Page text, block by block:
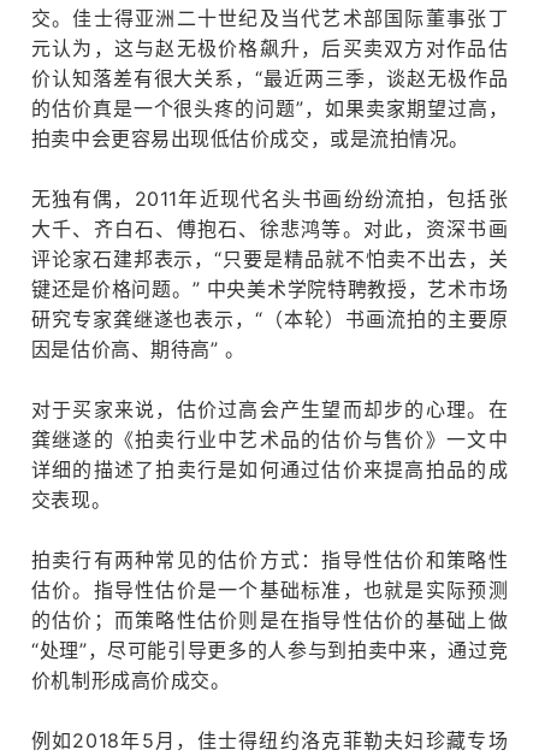
交。佳士得亚洲二十世纪及当代艺术部国际董事张丁
元认为，这与赵无极价格飙升，后买卖双方对作品估
价认知落差有很大关系，“最近两三季，谈赵无极作品
的估价真是一个很头疼的问题”，如果卖家期望过高，
拍卖中会更容易出现低估价成交，或是流拍情况。
无独有偶，2011年近现代名头书画纷纷流拍，包括张
大千、齐白石、傅抱石、徐悲鸿等。 对此，资深书画
评论家石建邦表示，“只要是精品就不怕卖不出去，关
键还是价格问题。 ” 中央美术学院特聘教授，艺术市场
研究专家龚继遂也表示，“（本轮）书画流拍的主要原
因是估价高、期待高” 。
对于买家来说，估价过高会产生望而却步的心理。 在
龚继遂的《拍卖行业中艺术品的估价与售价》一文中
详细的描述了拍卖行是如何通过估价来提高拍品的成
交表现。
拍卖行有两种常见的估价方式：指导性估价和策略性
估价。 指导性估价是一个基础标准，也就是实际预测
的估价； 而策略性估价则是在指导性估价的基础上做
“处理”，尽可能引导更多的人参与到拍卖中来，通过竞
价机制形成高价成交。
例如2018年5月，佳士得纽约洛克菲勒夫妇珍藏专场